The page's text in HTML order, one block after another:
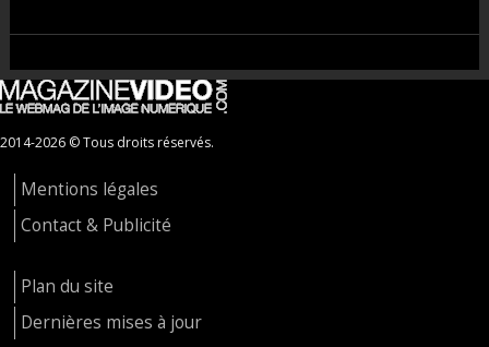
2014-2026 © Tous droits réservés.
Mentions légales
Contact & Publicité
Plan du site
Dernières mises à jour